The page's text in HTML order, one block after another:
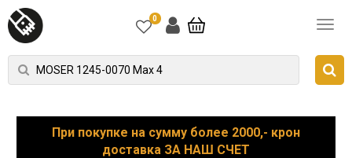
0
При покупке на сумму более 2000,- крон
доставка ЗА НАШ СЧЕТ